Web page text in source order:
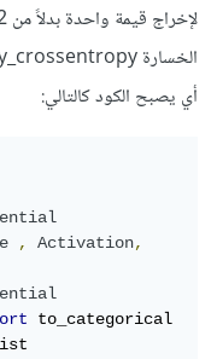
الخسارة binary_crossentropy
أي يصبح الكود كالتالي:
, Activation,